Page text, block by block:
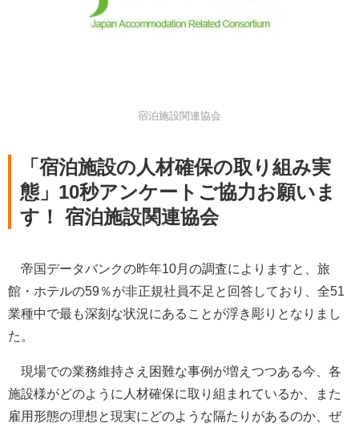
宿泊施設関連協会
「宿泊施設の人材確保の取り組み実
態」10秒アンケートご協力お願いま
す！ 宿泊施設関連協会
帝国データバンクの昨年10月の調査によりますと、旅
館・ホテルの59％が非正規社員不足と回答しており、全51
業種中で最も深刻な状況にあることが浮き彫りとなりまし
た。
現場での業務維持さえ困難な事例が増えつつある今、各
施設様がどのように人材確保に取り組まれているか、また
雇用形態の理想と現実にどのような隔たりがあるのか、ぜ